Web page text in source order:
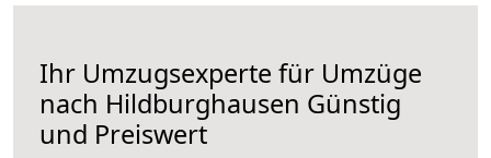
Ihr Umzugsexperte für Umzüge
nach Hildburghausen Günstig
und Preiswert